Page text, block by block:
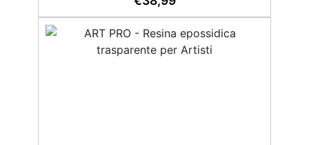
all'alta qualità meccanica. Bassa viscosità
per eliminare bolle d'aria e ottenere finiture
lisce. Sicura, atossica, BPA/VOC free e
certificata per il contatto prolungato con la